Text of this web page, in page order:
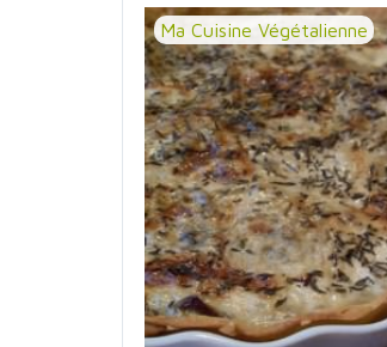
Ma Cuisine Végétalienne